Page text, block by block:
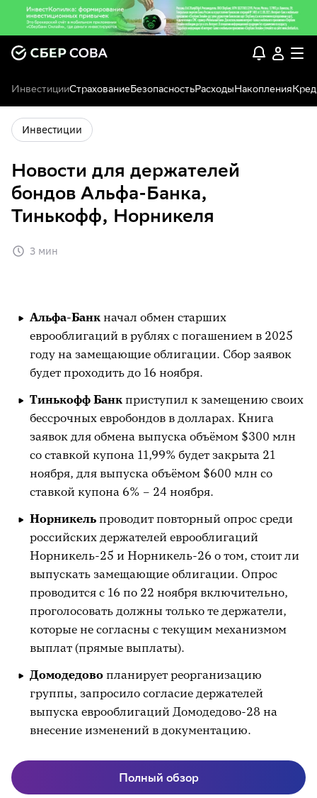
ИнвестицииСтрахованиеБезопасностьРасходыНакопления
Инвестиции
Новости для держателей
бондов Альфа-Банка,
Тинькофф, Норникеля
3 мин
Альфа-Банк начал обмен старших
еврооблигаций в рублях с погашением в 2025
году на замещающие облигации. Сбор заявок
будет проходить до 16 ноября.
Тинькофф Банк приступил к замещению своих
бессрочных евробондов в долларах. Книга
заявок для обмена выпуска объёмом $300 млн
со ставкой купона 11,99% будет закрыта 21
ноября, для выпуска объёмом $600 млн со
ставкой купона 6% – 24 ноября.
Норникель проводит повторный опрос среди
российских держателей еврооблигаций
Норникель-25 и Норникель-26 о том, стоит ли
выпускать замещающие облигации. Опрос
проводится с 16 по 22 ноября включительно,
проголосовать должны только те держатели,
которые не согласны с текущим механизмом
выплат (прямые выплаты).
Домодедово планирует реорганизацию
группы, запросило согласие держателей
выпуска еврооблигаций Домодедово-28 на
внесение изменений в документацию.
Полный обзор